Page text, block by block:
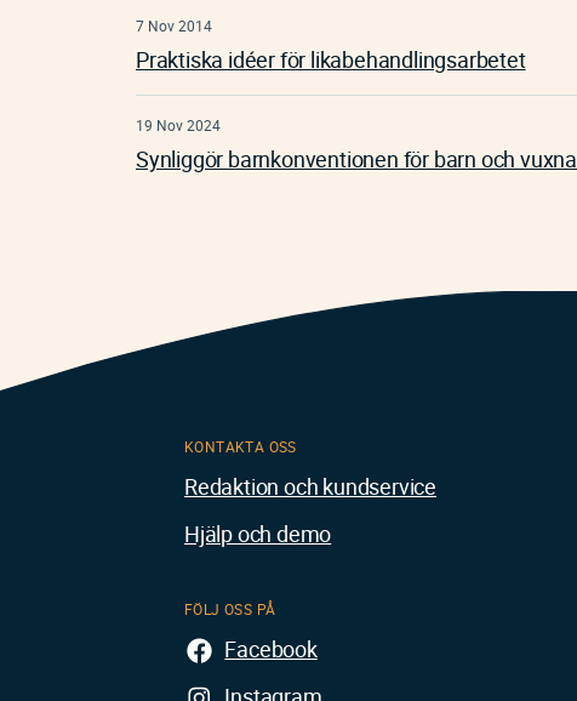
7 Nov 2014
Praktiska idéer för likabehandlingsarbetet
19 Nov 2024
Synliggör barnkonventionen för barn och vuxna
KONTAKTA OSS
Redaktion och kundservice
Hjälp och demo
FÖLJ OSS PÅ
Facebook